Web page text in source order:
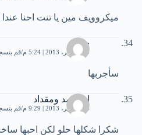
ميكروويف مين يا تنت احنا عندا
حسام
19 سبتمبر، 2013 | 5:24 م قم
سأجربها
ام احمد ومقداد
24 سبتمبر، 2013 | 9:29 م قم
شكرا شكلها حلو لكن احبها